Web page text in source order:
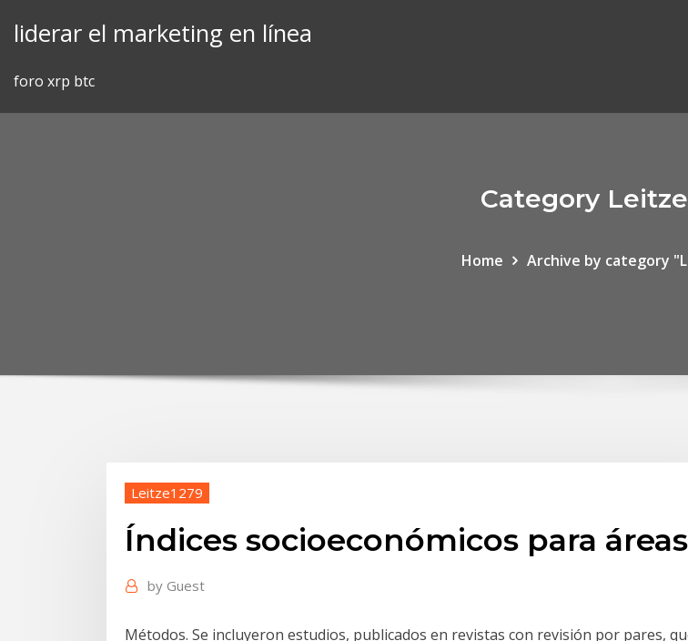
liderar el marketing en línea
foro xrp btc
Category
Home Archive by category
Leitze1279
Índices socioeconómicos para áreas
by Guest
Métodos. Se incluyeron estudios, publicados en revistas con revisión por pares,